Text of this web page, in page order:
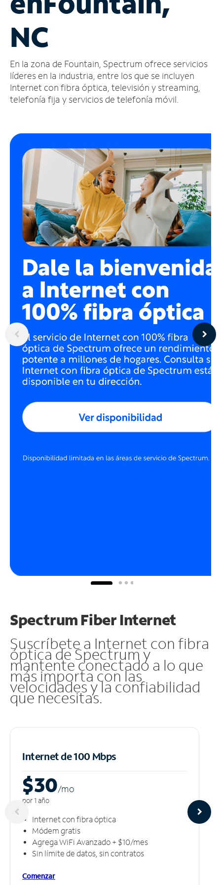
cuenta
Encuentra
tienda
NC
En la zona de Fountain, Spectrum ofrece servicios
líderes en la industria, entre los que se incluyen
Internet con fibra óptica, televisión y streaming,
telefonía fija y servicios de telefonía móvil.
Spectrum Fiber Internet
Suscríbete a Internet con fibra
óptica de Spectrum y
mantente conectado a lo que
más importa con las
velocidades y la confiabilidad
que necesitas.
Internet de 100 Mbps
$30/mo
por 1 año
Internet con fibra óptica
Módem gratis
Agrega WiFi Avanzado + $10/mes
Sin límite de datos, sin contratos
Comenzar